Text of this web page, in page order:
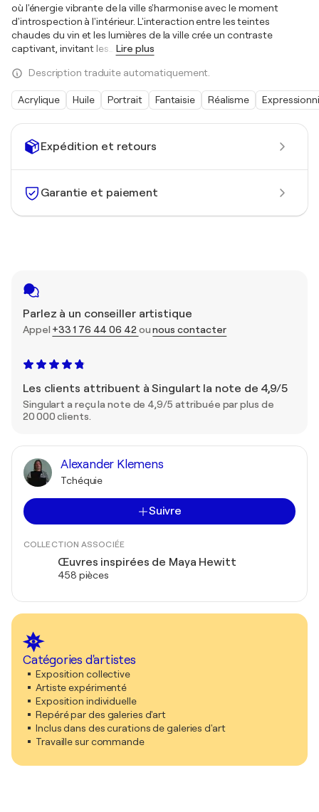
Expédition et retours
Garantie et paiement
Parlez à un conseiller artistique
Appel +33 1 76 44 06 42 ounous contacter
Les clients attribuent à Singulart la note de 4,9/5
Singulart a reçu la note de 4,9/5 attribuée par plus de
20 000 clients.
Alexander Klemens
Tchéquie
Suivre
COLLECTION ASSOCIÉE
Œuvres inspirées de Maya Hewitt
458 pièces
Catégories d'artistes
Exposition collective
Artiste expérimenté
Exposition individuelle
Repéré par des galeries d'art
Inclus dans des curations de galeries d'art
Travaille sur commande
où l'énergie vibrante de la ville s'harmonise avec le moment
d'introspection à l'intérieur. L'interaction entre les teintes
chaudes du vin et les lumières de la ville crée un contraste
captivant, invitant les
Lire plus
Description traduite automatiquement.
Acrylique Huile Portrait Fantaisie Réalisme